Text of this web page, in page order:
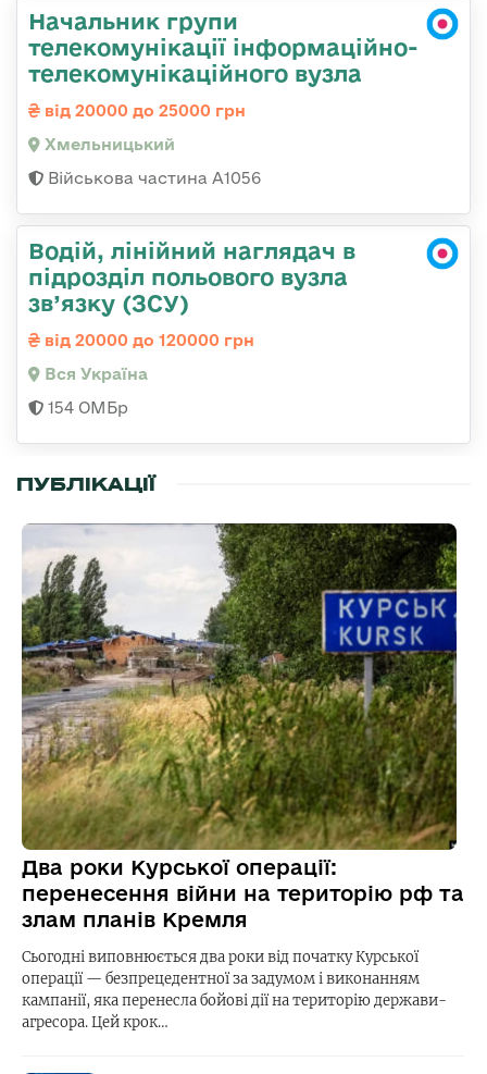
Начальник групи
телекомунікації інформаційно-
телекомунікаційного вузла
від 20000 до 25000 грн
Хмельницький
Військова частина А1056
Водій, лінійний наглядач в
підрозділ польового вузла
зв’язку (ЗСУ)
від 20000 до 120000 грн
Вся Україна
154 ОМБр
ПУБЛІКАЦІЇ
Два роки Курської операції:
перенесення війни на територію рф та
злам планів Кремля
Сьогодні виповнюється два роки від початку Курської
операції — безпрецедентної за задумом і виконанням
кампанії, яка перенесла бойові дії на територію держави-
агресора. Цей крок…